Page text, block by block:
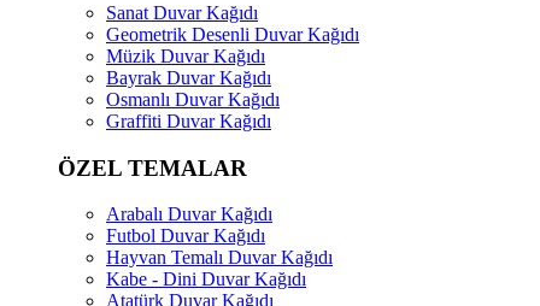
Sanat Duvar Kağıdı
Geometrik Desenli Duvar Kağıdı
Müzik Duvar Kağıdı
Bayrak Duvar Kağıdı
Osmanlı Duvar Kağıdı
Graffiti Duvar Kağıdı
ÖZEL TEMALAR
Arabalı Duvar Kağıdı
Futbol Duvar Kağıdı
Hayvan Temalı Duvar Kağıdı
Kabe - Dini Duvar Kağıdı
Atatürk Duvar Kağıdı